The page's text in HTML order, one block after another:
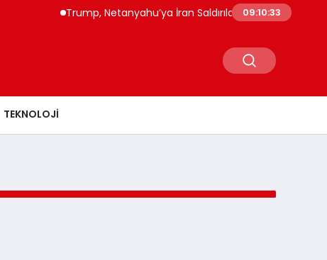
Trump, Netanyahu’ya İran Saldırılarının Ekonomik
09:10:33
TEKNOLOJI